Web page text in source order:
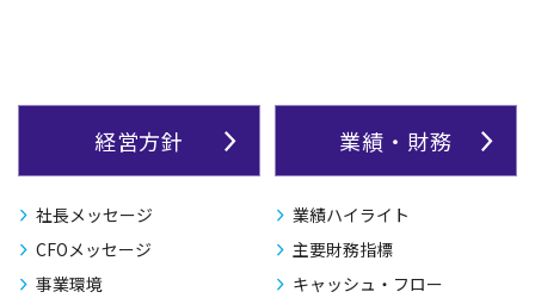
経営方針
社長メッセージ
CFOメッセージ
事業環境
業績・財務
業績ハイライト
主要財務指標
キャッシュ・フロー